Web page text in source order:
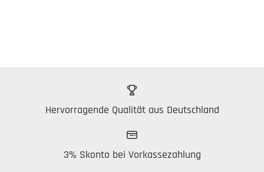
Hervorragende Qualität aus Deutschland
3% Skonto bei Vorkassezahlung